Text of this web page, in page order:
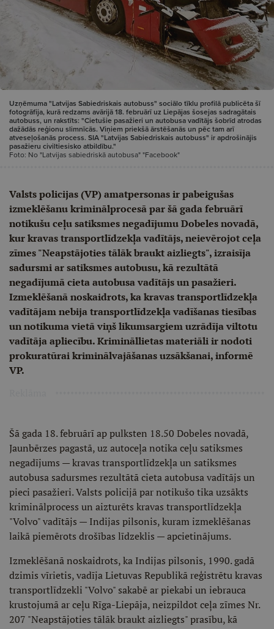
Uzņēmuma "Latvijas Sabiedriskais autobuss" sociālo tīklu profilā publicēta šī
fotogrāfija, kurā redzams avārijā 18. februārī uz Liepājas šosejas sadragātais
autobuss, un rakstīts: "Cietušie pasažieri un autobusa vadītājs šobrīd atrodas
dažādās reģionu slimnīcās. Viņiem priekšā ārstēšanās un pēc tam arī
atveseļošanās process. SIA "Latvijas Sabiedriskais autobuss" ir apdrošinājis
pasažieru civiltiesisko atbildību."
Foto: No "Latvijas sabiedriskā autobusa" "Facebook"
Valsts policijas (VP) amatpersonas ir pabeigušas
izmeklēšanu kriminālprocesā par šā gada februārī
notikušu ceļu satiksmes negadījumu Dobeles novadā,
kur kravas transportlīdzekļa vadītājs, neievērojot ceļa
zīmes "Neapstājoties tālāk braukt aizliegts", izraisīja
sadursmi ar satiksmes autobusu, kā rezultātā
negadījumā cieta autobusa vadītājs un pasažieri.
Izmeklēšanā noskaidrots, ka kravas transportlīdzekļa
vadītājam nebija transportlīdzekļa vadīšanas tiesības
un notikuma vietā viņš likumsargiem uzrādīja viltotu
vadītāja apliecību. Krimināllietas materiāli ir nodoti
prokuratūrai kriminālvajāšanas uzsākšanai, informē
VP.
Šā gada 18. februārī ap pulksten 18.50 Dobeles novadā,
Jaunbērzes pagastā, uz autoceļa notika ceļu satiksmes
negadījums — kravas transportlīdzekļa un satiksmes
autobusa sadursmes rezultātā cieta autobusa vadītājs un
pieci pasažieri. Valsts policijā par notikušo tika uzsākts
kriminālprocess un aizturēts kravas transportlīdzekļa
"Volvo" vadītājs — Indijas pilsonis, kuram izmeklēšanas
laikā piemērots drošības līdzeklis — apcietinājums.
Izmeklēšanā noskaidrots, ka Indijas pilsonis, 1990. gadā
dzimis vīrietis, vadīja Lietuvas Republikā reģistrētu kravas
transportlīdzekli "Volvo" sakabē ar piekabi un iebrauca
krustojumā ar ceļu Rīga-Liepāja, neizpildot ceļa zīmes Nr.
207 "Neapstājoties tālāk braukt aizliegts" prasību, kā